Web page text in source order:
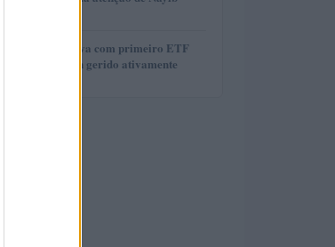
T. Rowe Price inova com primeiro ETF
cripto multi-token gerido ativamente